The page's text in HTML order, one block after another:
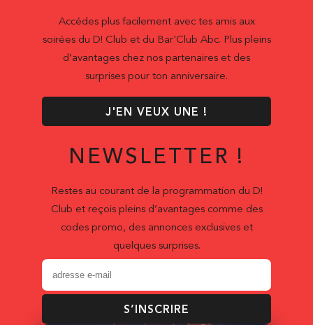
Accédes plus facilement avec tes amis aux
soirées du D! Club et du Bar'Club Abc. Plus pleins
d’avantages chez nos partenaires et des
surprises pour ton anniversaire.
J'EN VEUX UNE !
NEWSLETTER !
Restes au courant de la programmation du D!
Club et reçois pleins d’avantages comme des
codes promo, des annonces exclusives et
quelques surprises.
S’INSCRIRE